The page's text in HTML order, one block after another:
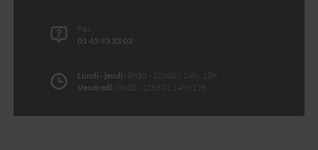
Fax
01 45 93 33 03
Lundi - jeudi : 8h30 - 12h30 | 14h - 18h
Vendredi : 8h30 - 12h30 | 14h - 17h